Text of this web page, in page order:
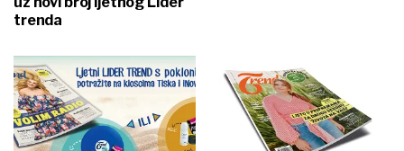
trenda